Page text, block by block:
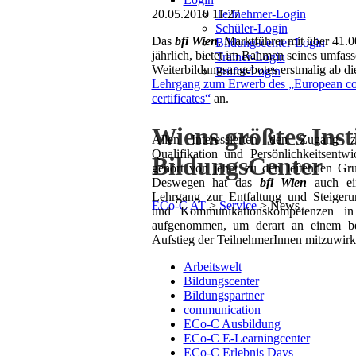
Teilnehmer-Login
Schüler-Login
Bildungscenter-Login
Trainer-Login
Prüfer-Login
Wiens größtes
BildungsCenter
ECo-C AT>Service>News
20.05.2010 11:27
Das bfi Wien, Marktführer mit über
jährlich, bietet im Rahmen seines
Weiterbildungsangebotes erstmalig ab
Lehrgang zum Erwerb des „European
certificates“an.
Allen Interessierten den Zugang
Qualifikation und
gehört von jeher zu den leitenden
Deswegen hat das bfi Wien auch
Lehrgang zur Entfaltung und
und Kommunikationskompetenzen
aufgenommen, um derart an einem
Aufstieg der TeilnehmerInnen
Arbeitswelt
Bildungscenter
Bildungspartner
communication
ECo-C Ausbildung
ECo-C E-Learningcenter
ECo-C Erlebnis Days